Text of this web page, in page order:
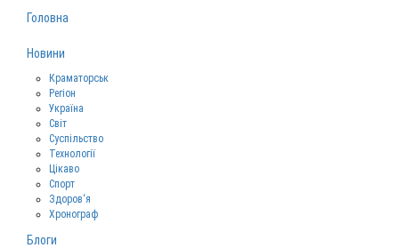
Головна
Новини
Краматорськ
Регіон
Україна
Світ
Суспільство
Технології
Цікаво
Спорт
Здоров‘я
Хронограф
Блоги